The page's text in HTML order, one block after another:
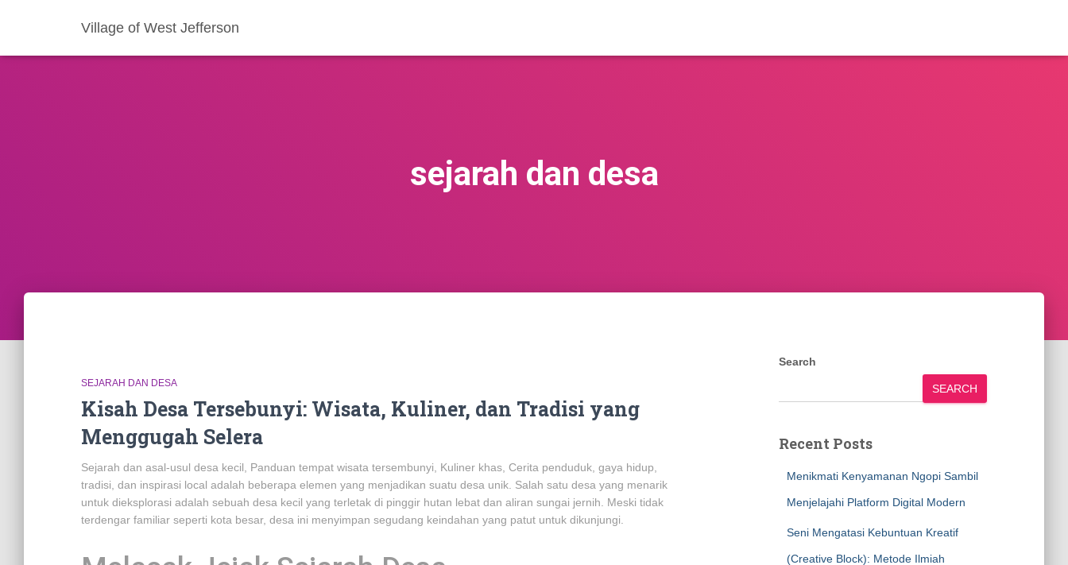
Village of West Jefferson
sejarah dan desa
SEJARAH DAN DESA
Kisah Desa Tersebunyi: Wisata, Kuliner, dan Tradisi yang
Menggugah Selera
Sejarah dan asal-usul desa kecil, Panduan tempat wisata tersembunyi, Kuliner khas, Cerita penduduk, gaya hidup,
tradisi, dan inspirasi local adalah beberapa elemen yang menjadikan suatu desa unik. Salah satu desa yang menarik
untuk dieksplorasi adalah sebuah desa kecil yang terletak di pinggir hutan lebat dan aliran sungai jernih. Meski tidak
terdengar familiar seperti kota besar, desa ini menyimpan segudang keindahan yang patut untuk dikunjungi.
Search
SEARCH
Recent Posts
Menikmati Kenyamanan Ngopi Sambil
Menjelajahi Platform Digital Modern
Seni Mengatasi Kebuntuan Kreatif
(Creative Block): Metode Ilmiah